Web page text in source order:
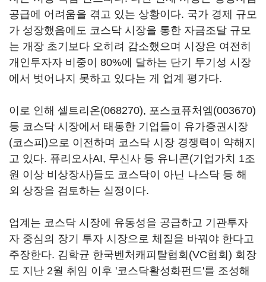
공급에 어려움을 겪고 있는 상황이다. 국가 경제 규모
가 성장했음에도 코스닥 시장을 통한 자금조달 규모
는 개장 초기보다 오히려 감소했으며 시장은 여전히
개인투자자 비중이 80%에 달하는 단기 투기성 시장
에서 벗어나지 못하고 있다는 게 업계 평가다.
이로 인해 셀트리온(068270), 포스코퓨처엠(003670)
등 코스닥 시장에서 태동한 기업들이 유가증권시장
(코스피)으로 이전하며 코스닥 시장 경쟁력이 약해지
고 있다. 퓨리오사AI, 무신사 등 유니콘(기업가치 1조
원 이상 비상장사)들도 코스닥이 아닌 나스닥 등 해
외 상장을 검토하는 실정이다.
업계는 코스닥 시장에 유동성을 공급하고 기관투자
자 중심의 장기 투자 시장으로 체질을 바꿔야 한다고
주장한다. 김학균 한국벤처캐피탈협회(VC협회) 회장
도 지난 2월 취임 이후 '코스닥활성화펀드'를 조성해